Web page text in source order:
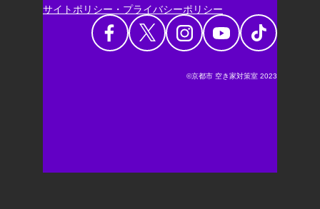
サイトポリシー・プライバシーポリシー
©京都市 空き家対策室 2023